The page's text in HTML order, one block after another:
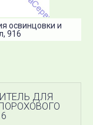
освинцовки и
916
ДЛЯ